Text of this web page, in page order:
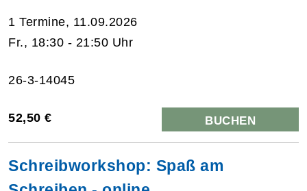
1 Termine, 11.09.2026
Fr., 18:30 - 21:50 Uhr
26-3-14045
52,50 € BUCHEN
Schreibworkshop: Spaß am